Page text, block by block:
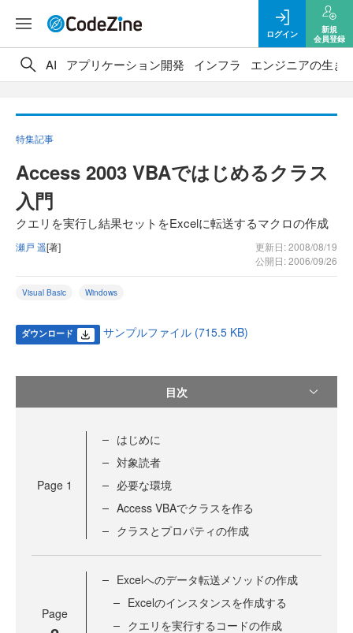
ログイン
新規
会員登録
AI アプリケーション開発 インフラ エンジニアの生き
特集記事
Access 2003 VBAではじめるクラス
入門
クエリを実行し結果セットをExcelに転送するマクロの作成
瀬戸 遥[著]
更新日: 2008/08/19
公開日: 2006/09/26
Visual Basic Windows
ダウンロード サンプルファイル (715.5 KB)
目次
Page 1
はじめに
対象読者
必要な環境
Access VBAでクラスを作る
クラスとプロパティの作成
Page
Excelへのデータ転送メソッドの作成
Excelのインスタンスを作成する
クエリを実行するコードの作成